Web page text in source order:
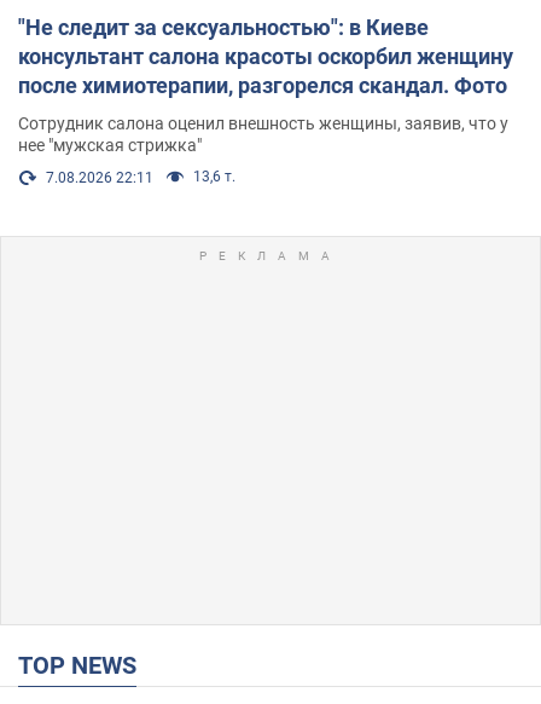
"Не следит за сексуальностью": в Киеве
консультант салона красоты оскорбил женщину
после химиотерапии, разгорелся скандал. Фото
Сотрудник салона оценил внешность женщины, заявив, что у
нее "мужская стрижка"
7.08.2026 22:11 13,6 т.
TOP NEWS